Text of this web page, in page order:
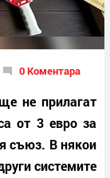
0 Коментара
не прилагат
от 3 евро за
съюз. В някои
системите